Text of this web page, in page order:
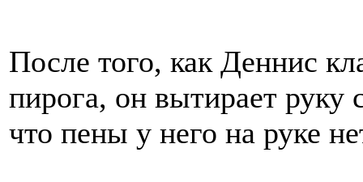
После того, как Деннис
пирога, он вытирает руку
что пены у него на руке